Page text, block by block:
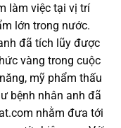
làm việc tại vị trí
lớn trong nước.
đã tích lũy được
vàng trong cuộc
mỹ phẩm thấu
bệnh nhân anh đã
nhằm đưa tới